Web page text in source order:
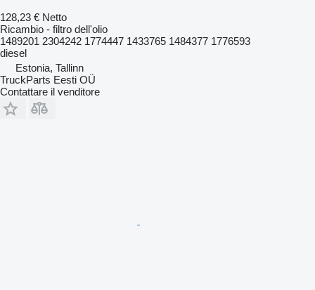
128,23 € Netto
Ricambio - filtro dell'olio
1489201 2304242 1774447 1433765 1484377 1776593
diesel
Estonia, Tallinn
TruckParts Eesti OÜ
Contattare il venditore